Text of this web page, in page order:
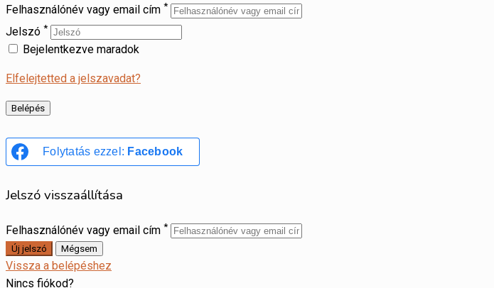
Felhasználónév vagy email cím *
Jelszó *
Bejelentkezve maradok
Elfelejtetted a jelszavadat?
Folytatás ezzel: Facebook
Jelszó visszaállítása
Felhasználónév vagy email cím *
Vissza a belépéshez
Nincs fiókod?